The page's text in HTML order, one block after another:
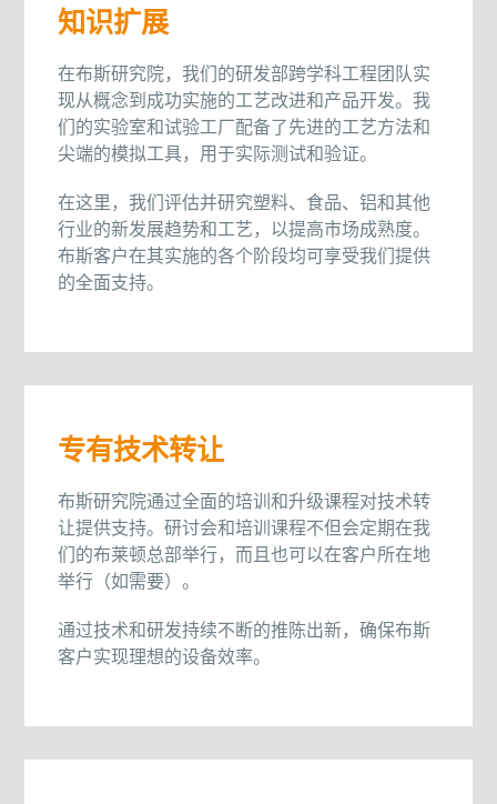
知识扩展
在布斯研究院，我们的研发部跨学科工程团队实
现从概念到成功实施的工艺改进和产品开发。我
们的实验室和试验工厂配备了先进的工艺方法和
尖端的模拟工具，用于实际测试和验证。
在这里，我们评估并研究塑料、食品、铝和其他
行业的新发展趋势和工艺，以提高市场成熟度。
布斯客户在其实施的各个阶段均可享受我们提供
的全面支持。
专有技术转让
布斯研究院通过全面的培训和升级课程对技术转
让提供支持。研讨会和培训课程不但会定期在我
们的布莱顿总部举行，而且也可以在客户所在地
举行（如需要）。
通过技术和研发持续不断的推陈出新，确保布斯
客户实现理想的设备效率。